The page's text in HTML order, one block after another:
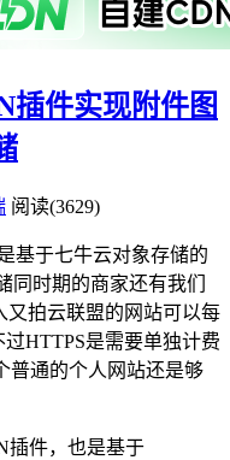
插件实现附件图
阅读(3629)
基于七牛云对象存储的
同时期的商家还有我们
又拍云联盟的网站可以每
HTTPS是需要单独计费
普通的个人网站还是够
插件，也是基于